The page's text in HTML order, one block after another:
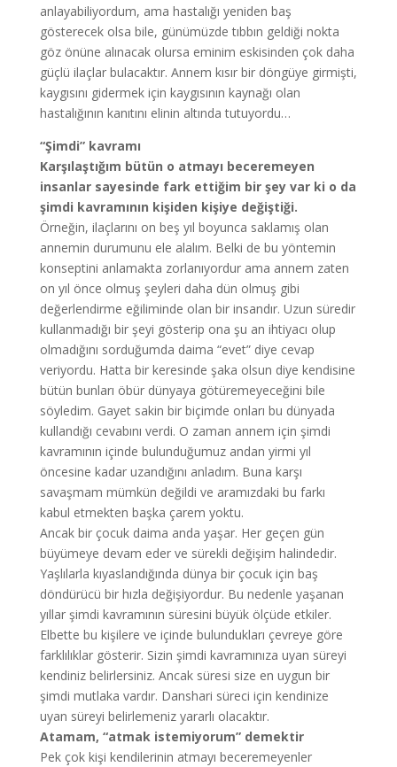
anlayabiliyordum, ama hastalığı yeniden baş
gösterecek olsa bile, günümüzde tıbbın geldiği nokta
göz önüne alınacak olursa eminim eskisinden çok daha
güçlü ilaçlar bulacaktır. Annem kısır bir döngüye girmişti,
kaygısını gidermek için kaygısının kaynağı olan
hastalığının kanıtını elinin altında tutuyordu…
“Şimdi” kavramı
Karşılaştığım bütün o atmayı beceremeyen
insanlar sayesinde fark ettiğim bir şey var ki o da
şimdi kavramının kişiden kişiye değiştiği.
Örneğin, ilaçlarını on beş yıl boyunca saklamış olan
annemin durumunu ele alalım. Belki de bu yöntemin
konseptini anlamakta zorlanıyordur ama annem zaten
on yıl önce olmuş şeyleri daha dün olmuş gibi
değerlendirme eğiliminde olan bir insandır. Uzun süredir
kullanmadığı bir şeyi gösterip ona şu an ihtiyacı olup
olmadığını sorduğumda daima “evet” diye cevap
veriyordu. Hatta bir keresinde şaka olsun diye kendisine
bütün bunları öbür dünyaya götüremeyeceğini bile
söyledim. Gayet sakin bir biçimde onları bu dünyada
kullandığı cevabını verdi. O zaman annem için şimdi
kavramının içinde bulunduğumuz andan yirmi yıl
öncesine kadar uzandığını anladım. Buna karşı
savaşmam mümkün değildi ve aramızdaki bu farkı
kabul etmekten başka çarem yoktu.
Ancak bir çocuk daima anda yaşar. Her geçen gün
büyümeye devam eder ve sürekli değişim halindedir.
Yaşlılarla kıyaslandığında dünya bir çocuk için baş
döndürücü bir hızla değişiyordur. Bu nedenle yaşanan
yıllar şimdi kavramının süresini büyük ölçüde etkiler.
Elbette bu kişilere ve içinde bulundukları çevreye göre
farklılıklar gösterir. Sizin şimdi kavramınıza uyan süreyi
kendiniz belirlersiniz. Ancak süresi size en uygun bir
şimdi mutlaka vardır. Danshari süreci için kendinize
uyan süreyi belirlemeniz yararlı olacaktır.
Atamam, “atmak istemiyorum” demektir
Pek çok kişi kendilerinin atmayı beceremeyenler